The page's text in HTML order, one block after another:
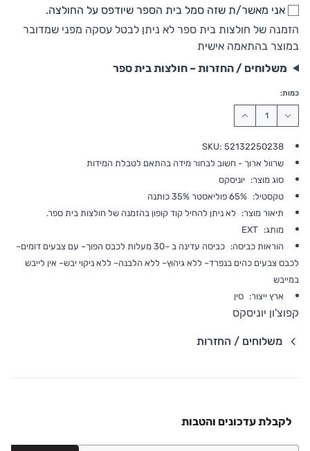
אני מאשר/ת שזה סמל בית הספר שיודפס על החולצה.
הזמנה של חולצות בית ספר לא ניתן לבטל עסקה מפני שמדובר
במוצר בהתאמה אישית
משלוחים / החזרות – חולצות בית ספר
כמות:
52132250238
שרוול ארוך - חשוב לבחור מידה בהתאם לטבלת המידות
סוג מוצר:
יוניסקס
טקסטיל:
65% פוליאסטר 35% כותנה
תיאור מוצר:
לא ניתן להחיל קוד קופון בהזמנה של חולצות בית ספר.
מותג:
EXT
הוראות כביסה:
כביסה עדינה ב –30 מעלות לכבס הפוך~ עם צבעים דומים~
לכבס צבעים כהים בנפרד~ ללא גיהוץ~ ללא הלבנה~ ללא ניקוי יבש~ אין לייבש
במייבש
ארץ ייצור:
סין
קפוצ'ון יוניסקס
משלוחים / החזרות
• משלוח חינם - בהזמנה מעל 199 ש"ח
• בהזמנה מתחת ל-199 ש"ח - עלות המשלוח היא 24 ש"ח
• המשלוחים מגיעים לכל רחבי הארץ
לקבלת עדכונים והטבות